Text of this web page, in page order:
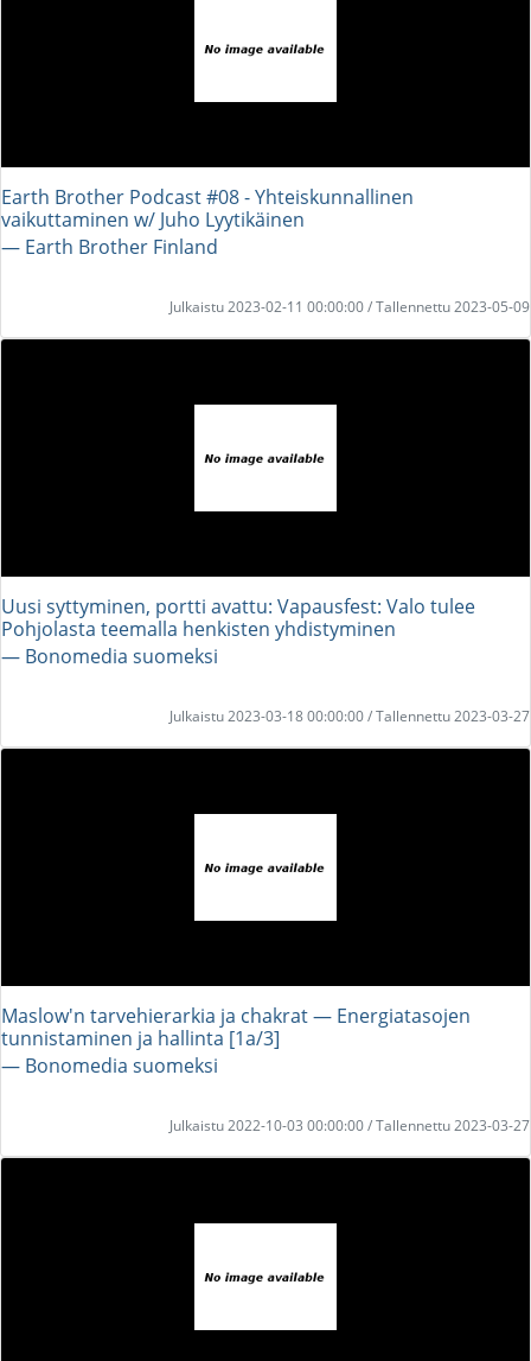
Earth Brother Podcast #08 - Yhteiskunnallinen
vaikuttaminen w/ Juho Lyytikäinen
― Earth Brother Finland
Julkaistu 2023-02-11 00:00:00 / Tallennettu 2023-05-09
Uusi syttyminen, portti avattu: Vapausfest: Valo tulee
Pohjolasta teemalla henkisten yhdistyminen
― Bonomedia suomeksi
Julkaistu 2023-03-18 00:00:00 / Tallennettu 2023-03-27
Maslow'n tarvehierarkia ja chakrat — Energiatasojen
tunnistaminen ja hallinta [1a/3]
― Bonomedia suomeksi
Julkaistu 2022-10-03 00:00:00 / Tallennettu 2023-03-27